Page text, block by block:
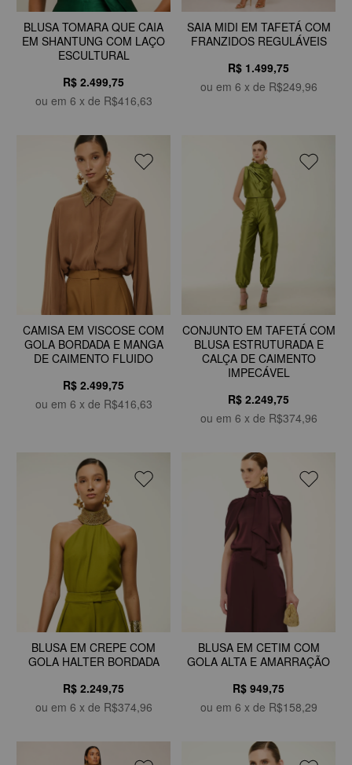
BLUSA TOMARA QUE CAIA
EM SHANTUNG COM LAÇO
ESCULTURAL
R$ 2.499,75
ou em 6 x de R$416,63
SAIA MIDI EM TAFETÁ COM
FRANZIDOS REGULÁVEIS
R$ 1.499,75
ou em 6 x de R$249,96
CAMISA EM VISCOSE COM
GOLA BORDADA E MANGA
DE CAIMENTO FLUIDO
R$ 2.499,75
ou em 6 x de R$416,63
CONJUNTO EM TAFETÁ COM
BLUSA ESTRUTURADA E
CALÇA DE CAIMENTO
IMPECÁVEL
R$ 2.249,75
ou em 6 x de R$374,96
BLUSA EM CREPE COM
GOLA HALTER BORDADA
R$ 2.249,75
ou em 6 x de R$374,96
BLUSA EM CETIM COM
GOLA ALTA E AMARRAÇÃO
R$ 949,75
ou em 6 x de R$158,29